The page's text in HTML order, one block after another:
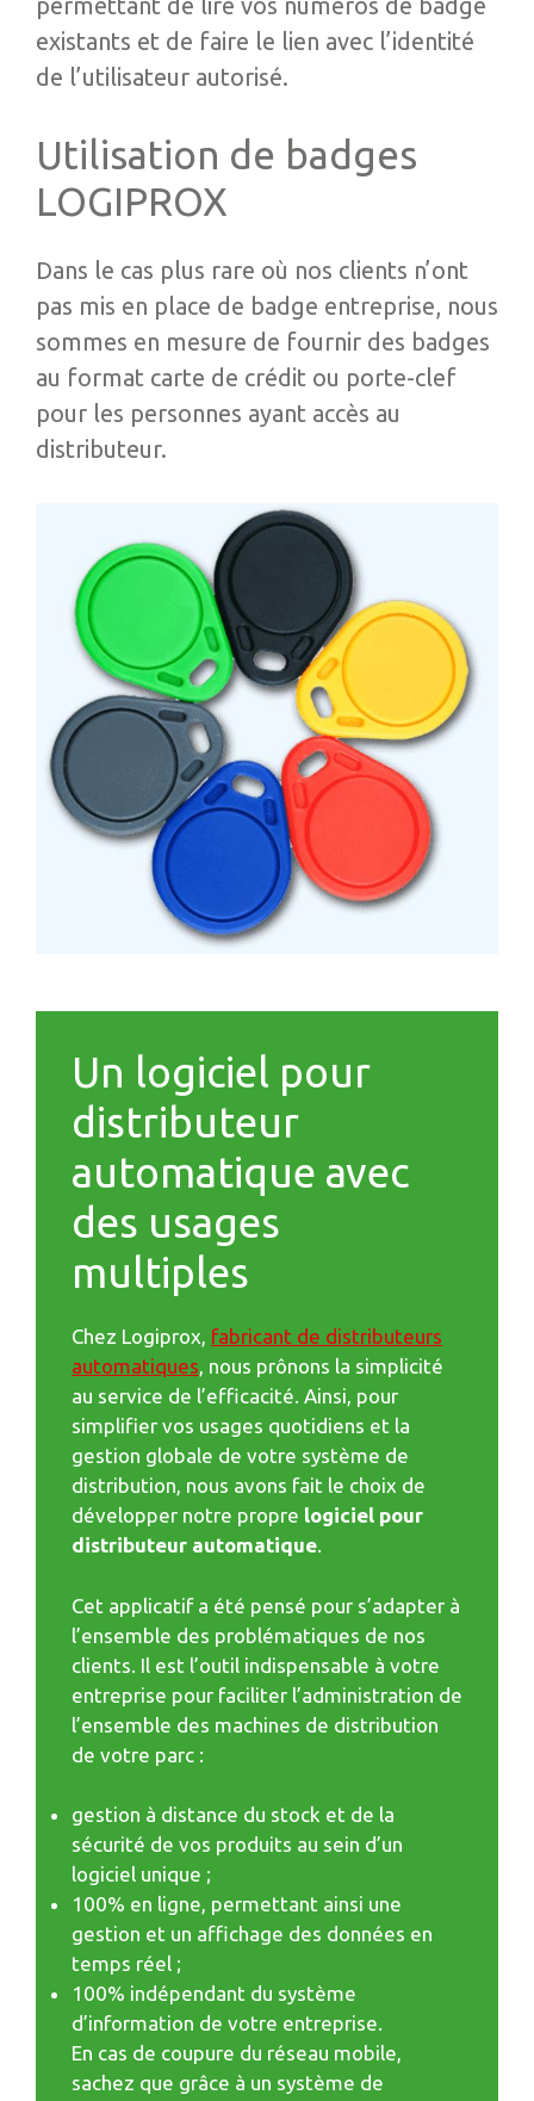
existants et de faire le lien avec l’identité
de l’utilisateur autorisé.
Utilisation de badges
LOGIPROX
Dans le cas plus rare où nos clients n’ont
pas mis en place de badge entreprise, nous
sommes en mesure de fournir des badges
au format carte de crédit ou porte-clef
pour les personnes ayant accès au
distributeur.
Un logiciel pour
distributeur
automatique avec
des usages
multiples
Chez Logiprox, fabricant de distributeurs
automatiques, nous prônons la simplicité
au service de l’efficacité. Ainsi, pour
simplifier vos usages quotidiens et la
gestion globale de votre système de
distribution, nous avons fait le choix de
développer notre propre logiciel pour
distributeur automatique.
Cet applicatif a été pensé pour s’adapter à
l’ensemble des problématiques de nos
clients. Il est l’outil indispensable à votre
entreprise pour faciliter l’administration de
l’ensemble des machines de distribution
de votre parc :
gestion à distance du stock et de la
sécurité de vos produits au sein d’un
logiciel unique ;
100% en ligne, permettant ainsi une
gestion et un affichage des données en
temps réel ;
100% indépendant du système
d’information de votre entreprise.
En cas de coupure du réseau mobile,
sachez que grâce à un système de